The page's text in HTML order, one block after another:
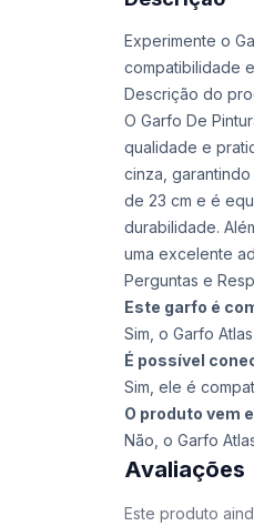
Experimente o
compatibilidade
Descrição do
O Garfo De
qualidade e
cinza,
de 23 cm e é
durabilidade.
uma excelente
Perguntas e
Este garfo é
Sim, o Garfo
É possível
Sim, ele é
O produto vem
Não, o Garfo
Avaliações
Este produto